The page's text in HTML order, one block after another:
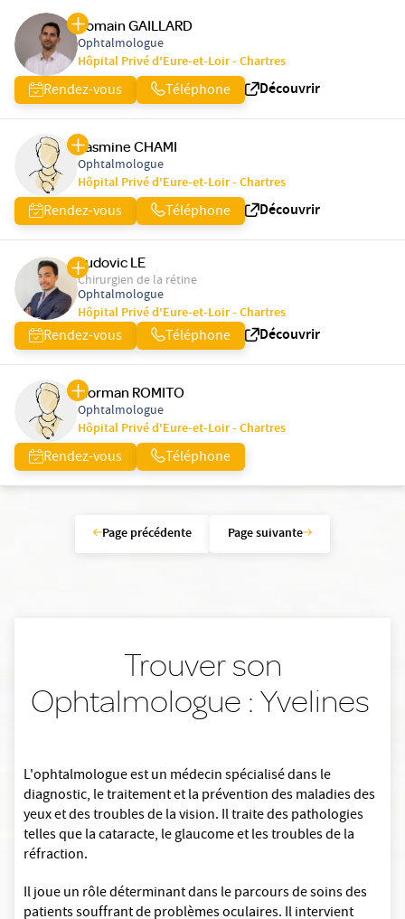
Romain GAILLARD
Ophtalmologue
Hôpital Privé d'Eure-et-Loir - Chartres
Rendez-vous Téléphone Découvrir
Yasmine CHAMI
Ophtalmologue
Hôpital Privé d'Eure-et-Loir - Chartres
Rendez-vous Téléphone Découvrir
Ludovic LE
Chirurgien de la rétine
Ophtalmologue
Hôpital Privé d'Eure-et-Loir - Chartres
Rendez-vous Téléphone Découvrir
Norman ROMITO
Ophtalmologue
Hôpital Privé d'Eure-et-Loir - Chartres
Rendez-vous Téléphone
Page précédente Page suivante
Trouver son
Ophtalmologue : Yvelines
L'ophtalmologue est un médecin spécialisé dans le
diagnostic, le traitement et la prévention des maladies des
yeux et des troubles de la vision. Il traite des pathologies
telles que la cataracte, le glaucome et les troubles de la
réfraction.
Il joue un rôle déterminant dans le parcours de soins des
patients souffrant de problèmes oculaires. Il intervient